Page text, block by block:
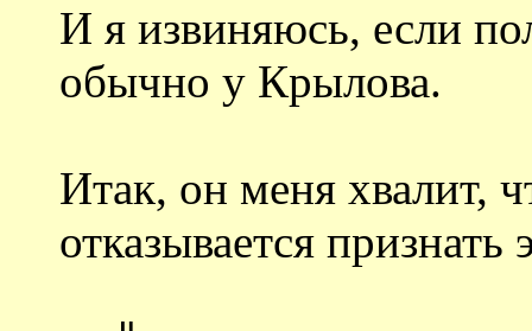
И я извиняюсь, если
обычно у Крылова.
Итак, он меня хвалит,
отказывается признать